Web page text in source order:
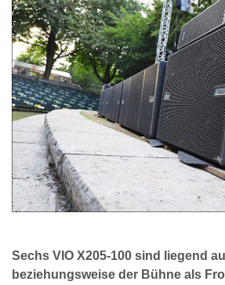
Sechs VIO X205-100 sind liegend
beziehungsweise der Bühne als